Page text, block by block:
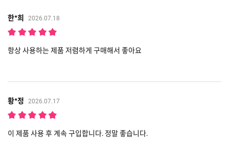
한*희 2026.07.18
항상 사용하는 제품 저렴하게 구매해서 좋아요
황*정 2026.07.17
이 제품 사용 후 계속 구입합니다. 정말 좋습니다.